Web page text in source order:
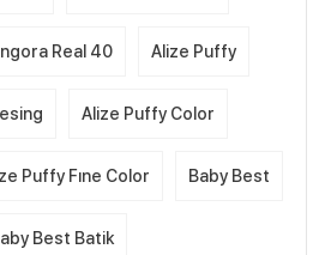
Real 40 Alize Puffy
Alize Puffy Color
Puffy Fıne Color Baby Best
Best Batik